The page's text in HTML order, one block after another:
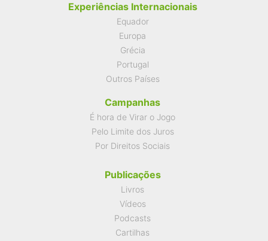
Experiências Internacionais
Equador
Europa
Grécia
Portugal
Outros Países
Campanhas
É hora de Virar o Jogo
Pelo Limite dos Juros
Por Direitos Sociais
Publicações
Livros
Vídeos
Podcasts
Cartilhas